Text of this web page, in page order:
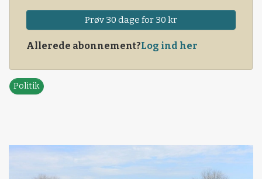
Prøv 30 dage for 30 kr
Allerede abonnement?Log ind her
Politik